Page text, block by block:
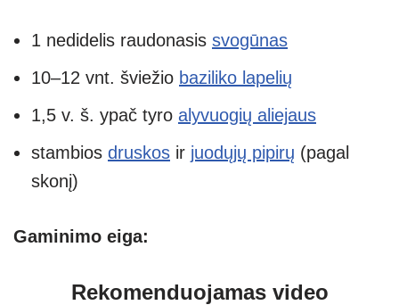
1 nedidelis raudonasis svogūnas
10–12 vnt. šviežio baziliko lapelių
1,5 v. š. ypač tyro alyvuogių aliejaus
stambios druskos ir juodųjų pipirų (pagal
skonį)
Gaminimo eiga:
Rekomenduojamas video